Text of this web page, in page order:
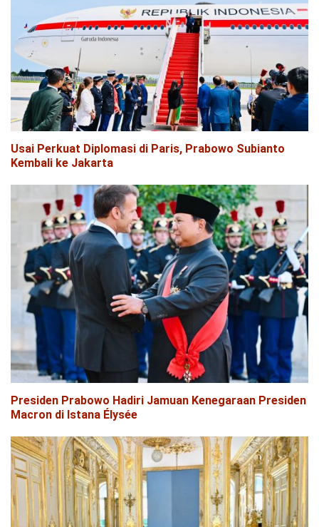
Usai Perkuat Diplomasi di Paris, Prabowo Subianto
Kembali ke Jakarta
Presiden Prabowo Hadiri Jamuan Kenegaraan Presiden
Macron di Istana Élysée